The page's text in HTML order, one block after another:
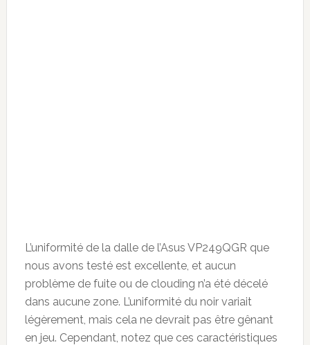
L’uniformité de la dalle de l’Asus VP249QGR que
nous avons testé est excellente, et aucun
problème de fuite ou de clouding n’a été décelé
dans aucune zone. L’uniformité du noir variait
légèrement, mais cela ne devrait pas être gênant
en jeu. Cependant, notez que ces caractéristiques